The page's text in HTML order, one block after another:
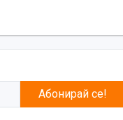
Абонирай се!